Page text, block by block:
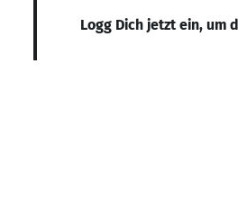
Logg Dich jetzt ein, um